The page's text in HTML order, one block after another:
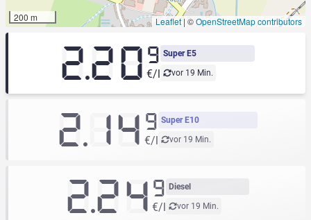
200 m Leaflet | ©OpenStreetMap contributors
Super E5
vor 19 Min.
2.209
€/l
Super E10
vor 19 Min.
2.14 9
€/l
Diesel
vor 19 Min.
2.249
€/l